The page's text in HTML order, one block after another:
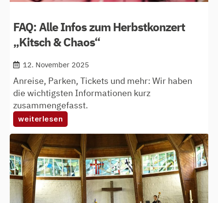
FAQ: Alle Infos zum Herbstkonzert
„Kitsch & Chaos“
12. November 2025
Anreise, Parken, Tickets und mehr: Wir haben
die wichtigsten Informationen kurz
zusammengefasst.
weiterlesen
faq:
alle
infos
zum
herbstkonzert
„kitsch
&
chaos“